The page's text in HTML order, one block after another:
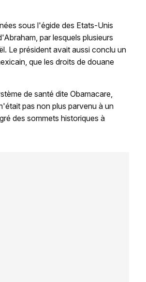
sous l'égide des Etats-Unis
par lesquels plusieurs
Le président avait aussi conclu un
que les droits de douane
de santé dite Obamacare,
pas non plus parvenu à un
des sommets historiques à